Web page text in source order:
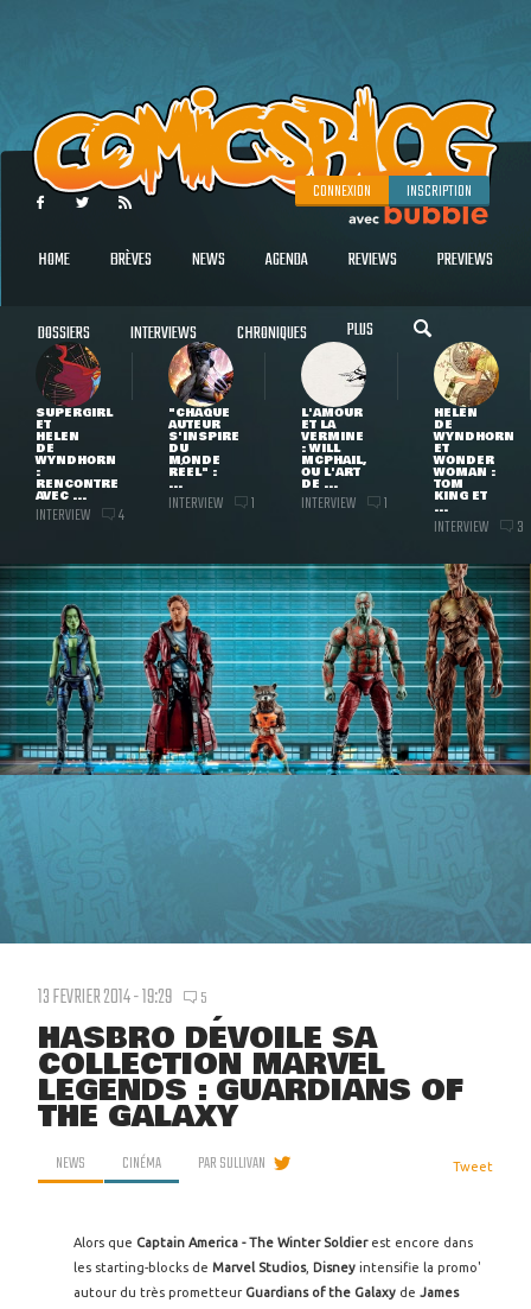
CONNEXION INSCRIPTION
HOME BRÈVES NEWS AGENDA REVIEWS PREVIEWS
DOSSIERS INTERVIEWS CHRONIQUES PLUS
SUPERGIRL
ET
HELEN
DE
WYNDHORN
:
RENCONTRE
AVEC ...
INTERVIEW 4
"CHAQUE
AUTEUR
S'INSPIRE
DU
MONDE
RÉEL" :
...
INTERVIEW 1
L'AMOUR
ET LA
VERMINE
: WILL
MCPHAIL,
OU L'ART
DE ...
INTERVIEW 1
HELEN
DE
WYNDHORN
ET
WONDER
WOMAN :
TOM
KING ET
...
INTERVIEW 3
13 FEVRIER 2014 - 19:29 5
HASBRO DÉVOILE SA
COLLECTION MARVEL
LEGENDS : GUARDIANS OF
THE GALAXY
NEWS CINÉMA PARSULLIVAN Tweet
Alors que Captain America - The Winter Soldier est encore dans
les starting-blocks de Marvel Studios, Disney intensifie la promo'
autour du très prometteurGuardians of the Galaxy de James